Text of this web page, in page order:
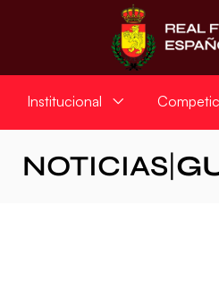
Institucional
NOTICIAS